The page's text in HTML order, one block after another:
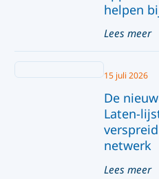
helpen
Lees meer
De
Laten-
netwerk
15 juli 2026
Lees meer